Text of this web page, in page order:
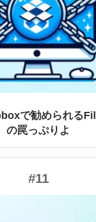
で勧められる
の罠っぷりよ
#11